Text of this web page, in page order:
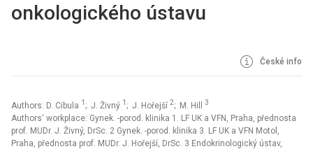
onkologického ústavu
České info
Authors: D. Cibula 1 ; J. Živný 1 ; J. Hořejší 2; M. Hill 3
Authors‘ workplace: Gynek. -porod. klinika 1. LF UK a VFN, Praha, přednosta
prof. MUDr. J. Živný, DrSc. 2 Gynek. -porod. klinika 3. LF UK a VFN Motol,
Praha, přednosta prof. MUDr. J. Hořejší, DrSc. 3 Endokrinologický ústav,